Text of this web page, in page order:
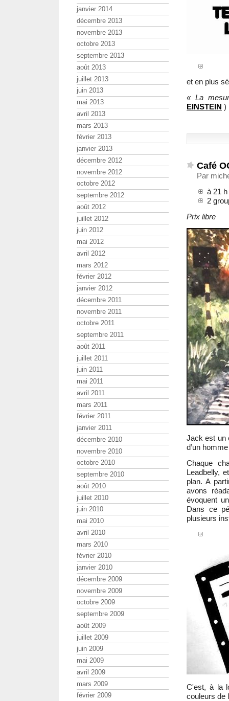
et en plus
« La
EINSTEIN )
Café
Par
à 21
2
Prix libre
Jack est un
d’un
Chaque
Leadbelly,
plan. A
avons
évoquent
Dans ce
plusieurs
C'est, à la
couleurs de
janvier 2014
décembre 2013
novembre 2013
octobre 2013
septembre 2013
août 2013
juillet 2013
juin 2013
mai 2013
avril 2013
mars 2013
février 2013
janvier 2013
décembre 2012
novembre 2012
octobre 2012
septembre 2012
août 2012
juillet 2012
juin 2012
mai 2012
avril 2012
mars 2012
février 2012
janvier 2012
décembre 2011
novembre 2011
octobre 2011
septembre 2011
août 2011
juillet 2011
juin 2011
mai 2011
avril 2011
mars 2011
février 2011
janvier 2011
décembre 2010
novembre 2010
octobre 2010
septembre 2010
août 2010
juillet 2010
juin 2010
mai 2010
avril 2010
mars 2010
février 2010
janvier 2010
décembre 2009
novembre 2009
octobre 2009
septembre 2009
août 2009
juillet 2009
juin 2009
mai 2009
avril 2009
mars 2009
février 2009